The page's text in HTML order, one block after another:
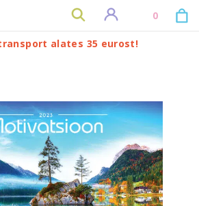
0
transport alates 35 eurost!